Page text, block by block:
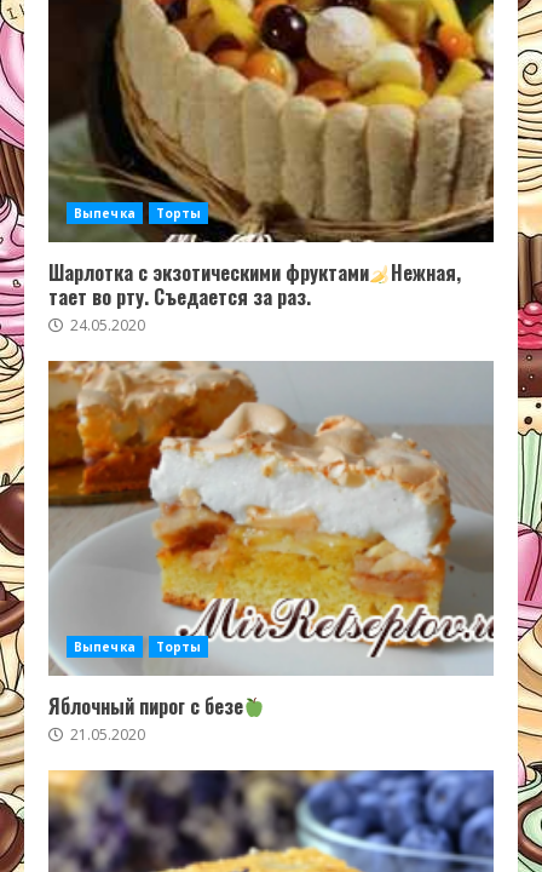
Выпечка Торты
Шарлотка с экзотическими фруктами
Нежная,
тает во рту. Съедается за раз.
24.05.2020
Выпечка Торты
Яблочный пирог с безе
21.05.2020